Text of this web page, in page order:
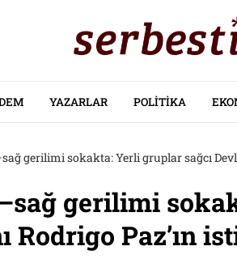
YAZARLAR POLITIKA
gerilimi sokakta: Yerli gruplar sağcı
gerilimi
Rodrigo Paz’ın